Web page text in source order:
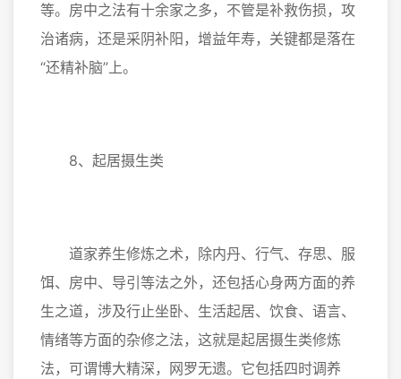
等。房中之法有十余家之多，不管是补救伤损，攻
治诸病，还是采阴补阳，增益年寿，关键都是落在
“还精补脑”上。
8、起居摄生类
道家养生修炼之术，除内丹、行气、存思、服
饵、房中、导引等法之外，还包括心身两方面的养
生之道，涉及行止坐卧、生活起居、饮食、语言、
情绪等方面的杂修之法，这就是起居摄生类修炼
法，可谓博大精深，网罗无遗。它包括四时调养